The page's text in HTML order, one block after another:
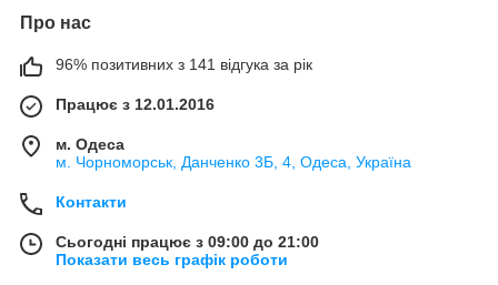
Про нас
96% позитивних з 141 відгука за рік
Працює з 12.01.2016
м. Одеса
м. Чорноморськ, Данченко 3Б, 4, Одеса, Україна
Контакти
Сьогодні працює з 09:00 до 21:00
Показати весь графік роботи